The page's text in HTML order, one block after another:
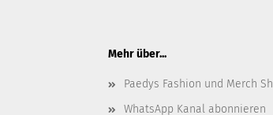
Mehr über...
Paedys Fashion und Merch
WhatsApp Kanal abonnieren